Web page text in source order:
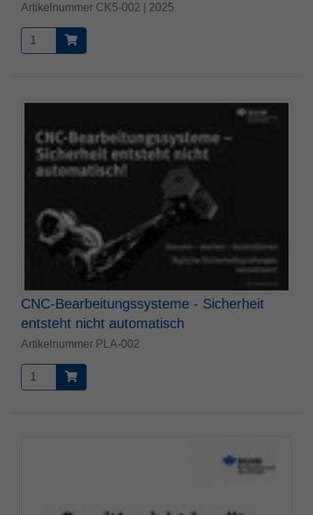
Artikelnummer CK5-002 | 2025
CNC-Bearbeitungssysteme - Sicherheit
entsteht nicht automatisch
Artikelnummer PLA-002